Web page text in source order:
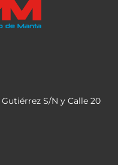
S/N y Calle 20